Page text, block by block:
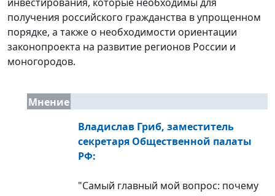
получения российского гражданства в упрощенном
порядке, а также о необходимости ориентации
законопроекта на развитие регионов России и
моногородов.
Мнение
Владислав Гриб, заместитель
секретаря Общественной палаты
РФ:
"Самый главный мой вопрос: почему